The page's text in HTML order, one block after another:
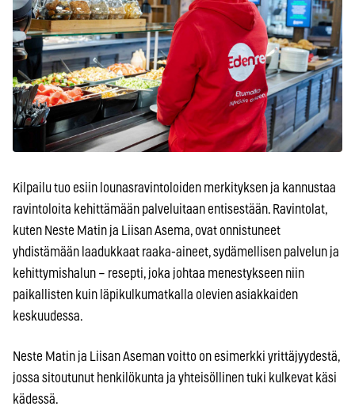
Kilpailu tuo esiin lounasravintoloiden merkityksen ja kannustaa
ravintoloita kehittämään palveluitaan entisestään. Ravintolat,
kuten Neste Matin ja Liisan Asema, ovat onnistuneet
yhdistämään laadukkaat raaka-aineet, sydämellisen palvelun ja
kehittymishalun – resepti, joka johtaa menestykseen niin
paikallisten kuin läpikulkumatkalla olevien asiakkaiden
keskuudessa.
Neste Matin ja Liisan Aseman voitto on esimerkki yrittäjyydestä,
jossa sitoutunut henkilökunta ja yhteisöllinen tuki kulkevat käsi
kädessä.